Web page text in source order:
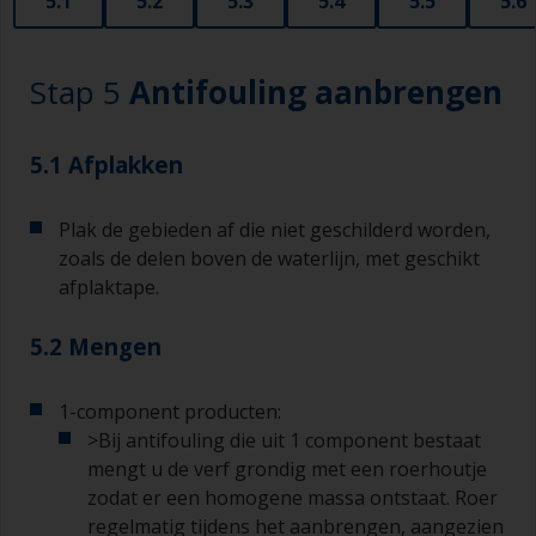
wind, zonlicht of de lucht een vel op de verf
Als het te schilderen gebied heel klein is, kunt u
Denk bijvoorbeeld aan radiatorrollers, die zijn
gebieden.
Schilderen met een kwast:
breedte hebben, 75 – 150 mm en lange flexibele
haren
Een kleinere kwast wordt gebruikt voor het
schilderen van moeilijk te bereiken gebieden.
Was uw kwasten met het juiste oplosmiddel en
laat ze grondig drogen voordat u deze gebruikt
Stap 5 Antifouling aanbrengen
5.1 Afplakken
Plak de gebieden af die niet geschilderd worden,
zoals de delen boven de waterlijn, met geschikt
afplaktape.
5.2 Mengen
1-component producten:
>Bij antifouling die uit 1 component bestaat
mengt u de verf grondig met een roerhoutje
zodat er een homogene massa ontstaat. Roer
regelmatig tijdens het aanbrengen, aangezien